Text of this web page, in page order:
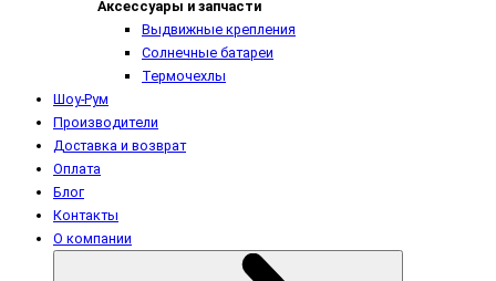
Аксессуары и запчасти
Выдвижные крепления
Солнечные батареи
Термочехлы
Шоу-Рум
Производители
Доставка и возврат
Оплата
Блог
Контакты
О компании